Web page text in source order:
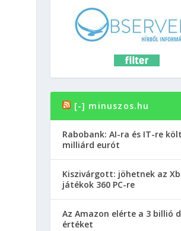
[-] minuszos.hu
Rabobank: AI-ra és IT-re
milliárd eurót
Kiszivárgott: jöhetnek az
játékok 360 PC-re
Az Amazon elérte a 3 billió
értéket